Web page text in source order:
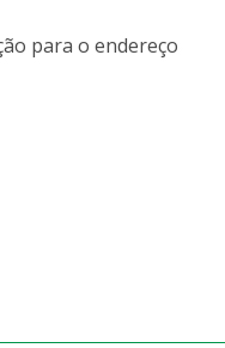
para o endereço